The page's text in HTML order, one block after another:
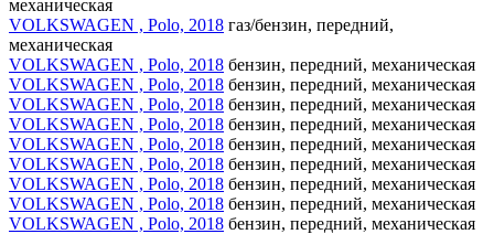
механическая
VOLKSWAGEN , Polo, 2018 газ/бензин, передний,
механическая
VOLKSWAGEN , Polo, 2018 бензин, передний, механическая
VOLKSWAGEN , Polo, 2018 бензин, передний, механическая
VOLKSWAGEN , Polo, 2018 бензин, передний, механическая
VOLKSWAGEN , Polo, 2018 бензин, передний, механическая
VOLKSWAGEN , Polo, 2018 бензин, передний, механическая
VOLKSWAGEN , Polo, 2018 бензин, передний, механическая
VOLKSWAGEN , Polo, 2018 бензин, передний, механическая
VOLKSWAGEN , Polo, 2018 бензин, передний, механическая
VOLKSWAGEN , Polo, 2018 бензин, передний, механическая